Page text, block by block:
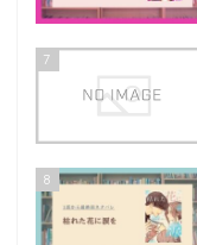
7
8